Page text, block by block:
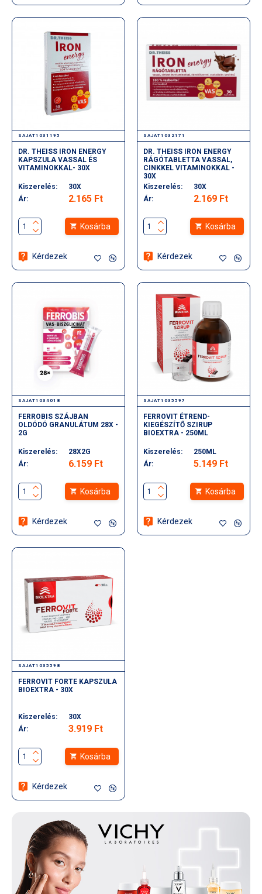
SAJAT1031195
DR. THEISS IRON ENERGY
KAPSZULA VASSAL ÉS
VITAMINOKKAL- 30X
Kiszerelés:
30X
Ár:
2.165 Ft
Kosárba
Kérdezek
SAJAT1032171
DR. THEISS IRON ENERGY
RÁGÓTABLETTA VASSAL,
CINKKEL VITAMINOKKAL -
30X
Kiszerelés:
30X
Ár:
2.169 Ft
Kosárba
Kérdezek
SAJAT1034018
FERROBIS SZÁJBAN
OLDÓDÓ GRANULÁTUM 28X -
2G
Kiszerelés:
28X2G
Ár:
6.159 Ft
Kosárba
Kérdezek
SAJAT1035597
FERROVIT ÉTREND-
KIEGÉSZÍTŐ SZIRUP
BIOEXTRA - 250ML
Kiszerelés:
250ML
Ár:
5.149 Ft
Kosárba
Kérdezek
SAJAT1035598
FERROVIT FORTE KAPSZULA
BIOEXTRA - 30X
Kiszerelés:
30X
Ár:
3.919 Ft
Kosárba
Kérdezek